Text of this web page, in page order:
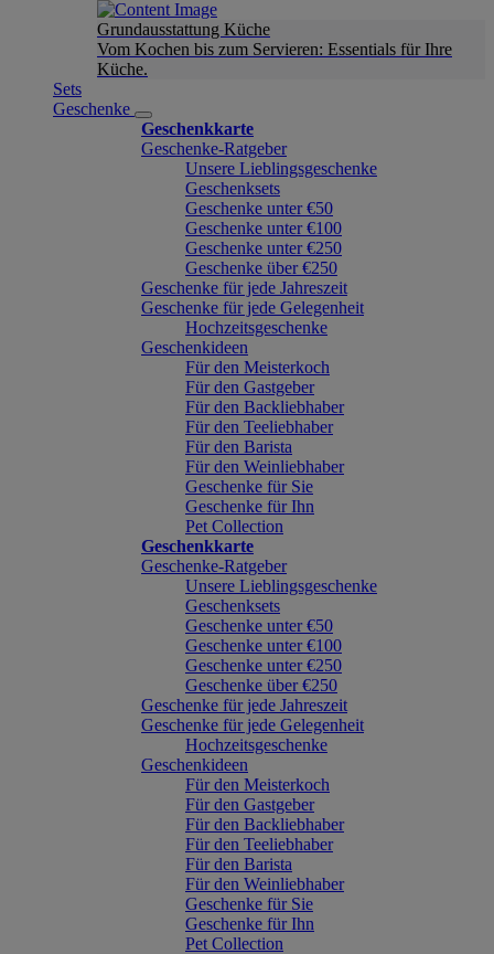
Grundausstattung Küche
Vom Kochen bis zum Servieren: Essentials für Ihre
Küche.
Sets
Geschenke
Geschenkkarte
Geschenke-Ratgeber
Unsere Lieblingsgeschenke
Geschenksets
Geschenke unter €50
Geschenke unter €100
Geschenke unter €250
Geschenke über €250
Geschenke für jede Jahreszeit
Geschenke für jede Gelegenheit
Hochzeitsgeschenke
Geschenkideen
Für den Meisterkoch
Für den Gastgeber
Für den Backliebhaber
Für den Teeliebhaber
Für den Barista
Für den Weinliebhaber
Geschenke für Sie
Geschenke für Ihn
Pet Collection
Geschenkkarte
Geschenke-Ratgeber
Unsere Lieblingsgeschenke
Geschenksets
Geschenke unter €50
Geschenke unter €100
Geschenke unter €250
Geschenke über €250
Geschenke für jede Jahreszeit
Geschenke für jede Gelegenheit
Hochzeitsgeschenke
Geschenkideen
Für den Meisterkoch
Für den Gastgeber
Für den Backliebhaber
Für den Teeliebhaber
Für den Barista
Für den Weinliebhaber
Geschenke für Sie
Geschenke für Ihn
Pet Collection